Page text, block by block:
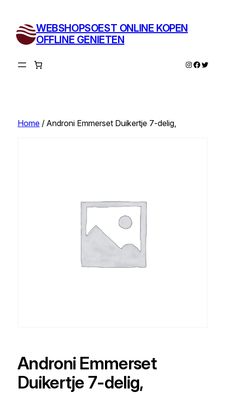
inhoud
WEBSHOPSOEST ONLINE KOPEN
OFFLINE GENIETEN
Instagram
Twitter
Home/ Androni Emmerset Duikertje 7-delig,
Androni Emmerset
Duikertje 7-delig,